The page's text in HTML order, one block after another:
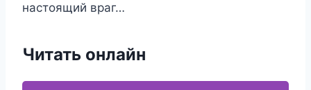
настоящий враг…
Читать онлайн